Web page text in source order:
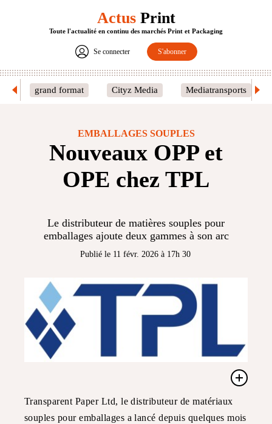
ActusPrint
Toute l'actualité en continu des marchés Print et Packaging
Se connecter S'abonner
grand format Cityz Media Mediatransports
EMBALLAGES SOUPLES
Nouveaux OPP et
OPE chez TPL
Le distributeur de matières souples pour
emballages ajoute deux gammes à son arc
Publié le 11 févr. 2026 à 17h 30
Transparent Paper Ltd, le distributeur de matériaux
souples pour emballages a lancé depuis quelques mois